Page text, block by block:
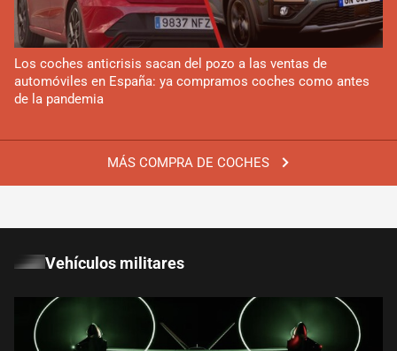
MÁS COMPRA DE COCHES
Los coches anticrisis sacan del pozo a las ventas de
automóviles en España: ya compramos coches como antes
de la pandemia
Vehículos militares